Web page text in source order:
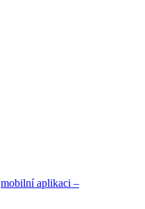
mobilní aplikaci –